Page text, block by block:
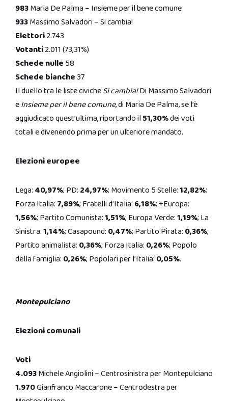
983Maria De Palma – Insieme per il bene comune
933Massimo Salvadori – Si cambia!
Elettori2.743
Votanti2.011 (73,31%)
Schede nulle 58
Schede bianche37
Il duello tra le liste civicheSi cambia!Di Massimo Salvadori
eInsieme per il bene comune, di Maria De Palma, se l’è
aggiudicato quest’ultima, riportando il 51,30%dei voti
totali e divenendo prima per un ulteriore mandato.
Elezioni europee
Lega: 40,97%; PD: 24,97%; Movimento 5 Stelle:12,82%;
Forza Italia: 7,89%; Fratelli d’Italia: 6,18%; +Europa:
1,56%; Partito Comunista:1,51%; Europa Verde:1,19%; La
Sinistra:1,14%; Casapound: 0,47%; Partito Pirata: 0,36%;
Partito animalista: 0,36%; Forza Italia: 0,26%; Popolo
della famiglia: 0,26%; Popolari per l’Italia: 0,05%.
Montepulciano
Elezioni comunali
Voti
4.093Michele Angiolini – Centrosinistra per Montepulciano
1.970Gianfranco Maccarone – Centrodestra per